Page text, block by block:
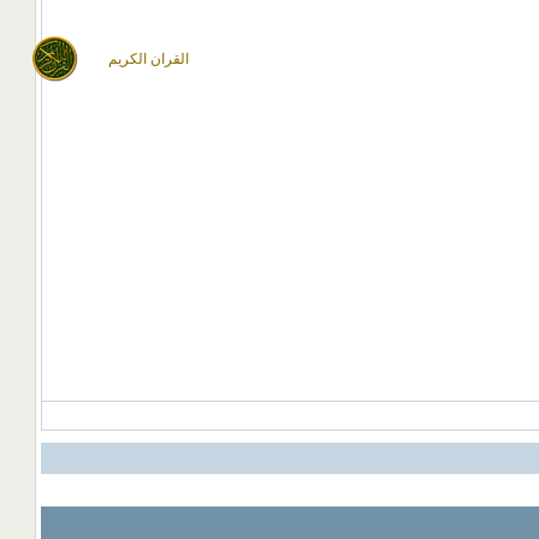
القران الكريم